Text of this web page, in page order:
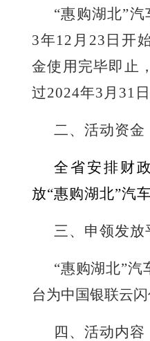
“惠购湖北”
3年12月23日开
金使用完毕即止
过2024年3月31日
二、活动资金
全省安排财
放“惠购湖北”汽
三、申领发放
“惠购湖北”汽
台为中国银联云
四 、活动内容